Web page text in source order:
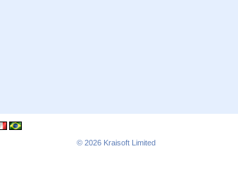
© 2026 Kraisoft Limited